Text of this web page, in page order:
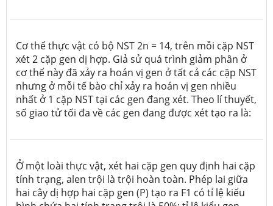
Cơ thể thực vật có bộ NST 2n = 14, trên mỗi cặp NST
xét 2 cặp gen dị hợp. Giả sử quá trình giảm phân ở
cơ thể này đã xảy ra hoán vị gen ở tất cả các cặp NST
nhưng ở mỗi tế bào chỉ xảy ra hoán vị gen nhiều
nhất ở 1 cặp NST tại các gen đang xét. Theo lí thuyết,
số giao tử tối đa về các gen đang được xét tạo ra là:
Ở một loài thực vật, xét hai cặp gen quy định hai cặp
tính trạng, alen trội là trội hoàn toàn. Phép lai giữa
hai cây dị hợp hai cặp gen (P) tạo ra F1 có tỉ lệ kiểu